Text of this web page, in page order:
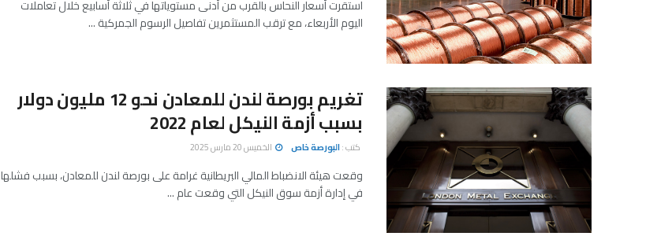
استقرت أسعار النحاس بالقرب من أدنى مستوياتها في ثلاثة أسابيع خلال تعاملات
اليوم الأربعاء، مع ترقب المستثمرين تفاصيل الرسوم الجمركية ...
تغريم بورصة لندن للمعادن نحو 12 مليون دولار
بسبب أزمة النيكل لعام 2022
كتب :البورصة خاص الخميس 20 مارس 2025
وقعت هيئة الانضباط المالي البريطانية غرامة على بورصة لندن للمعادن، بسبب فشلها
في إدارة أزمة سوق النيكل التي وقعت عام ...